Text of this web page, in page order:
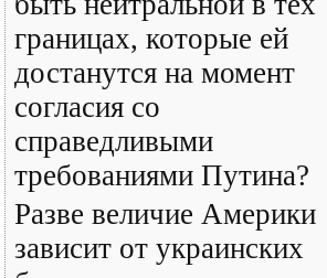
границах, которые ей
достанутся на момент
согласия со
справедливыми
требованиями Путина?
Разве величие Америки
зависит от украинских